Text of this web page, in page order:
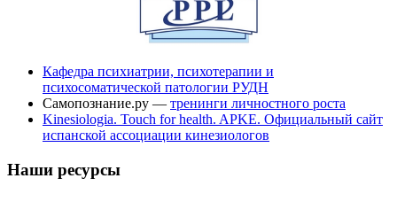
Кафедра психиатрии, психотерапии и
психосоматической патологии РУДН
Самопознание.ру — тренинги личностного роста
Kinesiologia. Touch for health. APKE. Официальный сайт
испанской ассоциации кинезиологов
Наши ресурсы